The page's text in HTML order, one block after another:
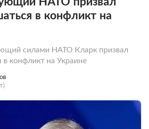
в конфликт на
силами НАТО Кларк призвал
в конфликт на Украине